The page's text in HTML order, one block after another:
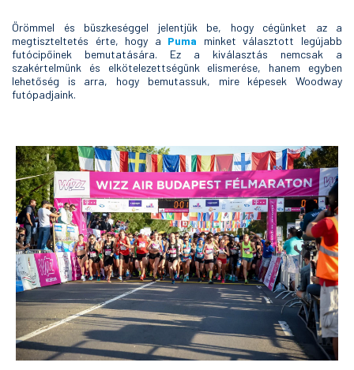
Örömmel és büszkeséggel jelentjük be, hogy cégünket az a
megtiszteltetés érte, hogy a Puma minket választott legújabb
futócipőinek bemutatására. Ez a kiválasztás nemcsak a
szakértelmünk és elkötelezettségünk elismerése, hanem egyben
lehetőség is arra, hogy bemutassuk, mire képesek Woodway
futópadjaink.